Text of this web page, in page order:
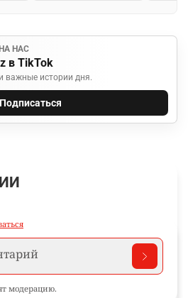
НАС
в TikTok
важные истории дня.
Подписаться
модерацию.